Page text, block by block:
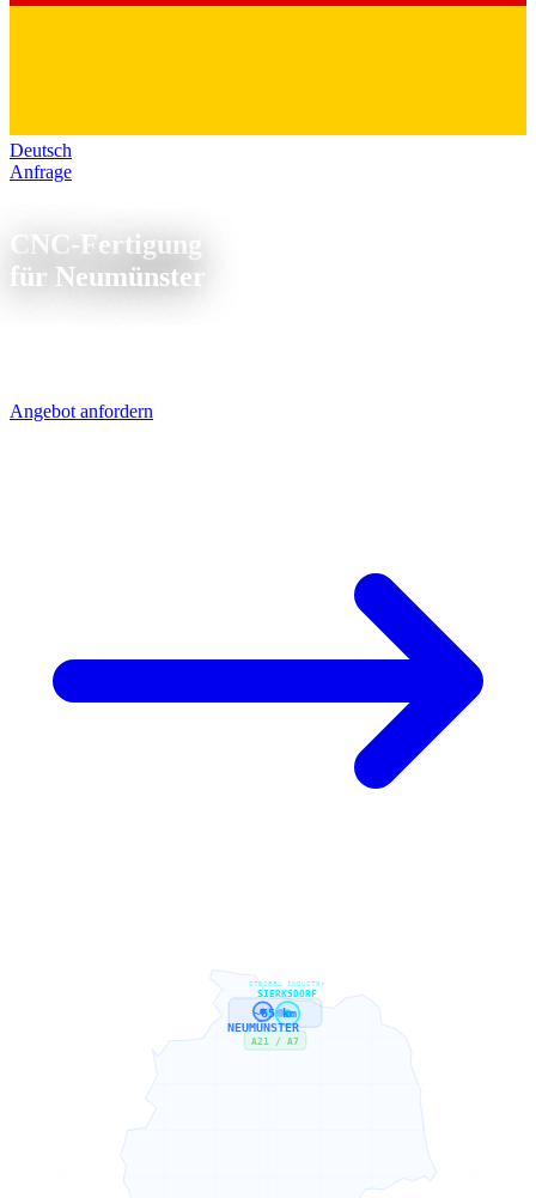
Deutsch
Anfrage
CNC-Fertigung
für Neumünster
Angebot anfordern
SIERKSDORF
STROBEL INDUSTRY
NEUMÜNSTER
~65 km
A21 / A7